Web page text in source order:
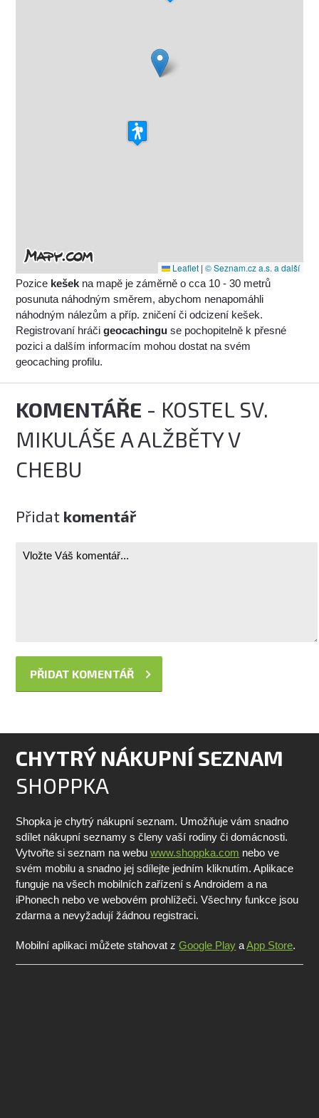
Leaflet | © Seznam.cz a.s. a další
Pozice kešek na mapě je záměrně o cca 10 - 30 metrů
posunuta náhodným směrem, abychom nenapomáhli
náhodným nálezům a příp. zničení či odcizení kešek.
Registrovaní hráčigeocachingu se pochopitelně k přesné
pozici a dalším informacím mohou dostat na svém
geocaching profilu.
KOMENTÁŘE - KOSTEL SV.
MIKULÁŠE A ALŽBĚTY V
CHEBU
Přidat komentář
CHYTRÝ NÁKUPNÍ SEZNAM
SHOPPKA
Shopka je chytrý nákupní seznam. Umožňuje vám snadno
sdílet nákupní seznamy s členy vaší rodiny či domácnosti.
Vytvořte si seznam na webuwww.shoppka.com nebo ve
svém mobilu a snadno jej sdílejte jedním kliknutím. Aplikace
funguje na všech mobilních zařízení s Androidem a na
iPhonech nebo ve webovém prohlížeči. Všechny funkce jsou
zdarma a nevyžadují žádnou registraci.
Mobilní aplikaci můžete stahovat zGoogle Play aApp Store.